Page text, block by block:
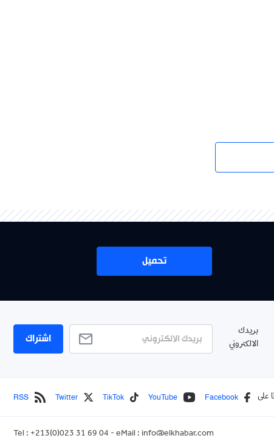
تحميل
بريدك
الالكتروني
اشتراك
على Facebook
YouTube
TikTok
Twitter
RSS
Tel : +213(0)023 31 69 04 - eMail : info@elkhabar.com